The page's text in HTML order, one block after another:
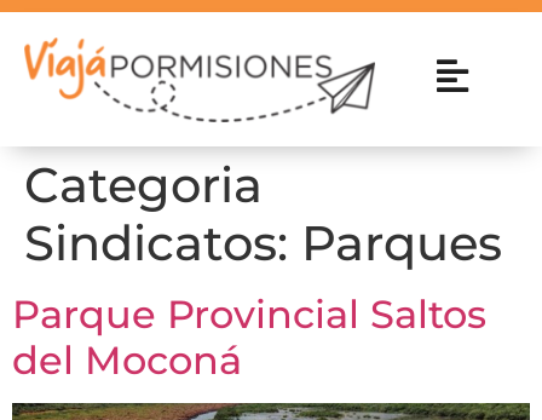
Categoria
Sindicatos: Parques
Parque Provincial Saltos
del Moconá